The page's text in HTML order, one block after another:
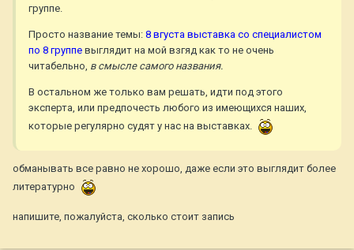
группе.
Просто название темы: 8 вгуста выставка со специалистом
по 8 группе выглядит на мой взгяд как то не очень
читабельно, в смысле самого названия.
В остальном же только вам решать, идти под этого
эксперта, или предпочесть любого из имеющихся наших,
которые регулярно судят у нас на выставках.
обманывать все равно не хорошо, даже если это выглядит более
литературно
напишите, пожалуйста, сколько стоит запись